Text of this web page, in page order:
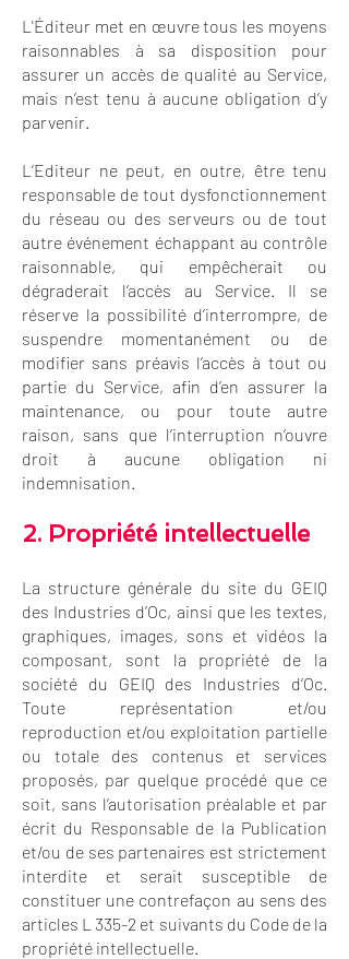
L'Éditeur met en œuvre tous les moyens
raisonnables à sa disposition pour
assurer un accès de qualité au Service,
mais n’est tenu à aucune obligation d’y
parvenir.
L’Editeur ne peut, en outre, être tenu
responsable de tout dysfonctionnement
du réseau ou des serveurs ou de tout
autre événement échappant au contrôle
raisonnable, qui empêcherait ou
dégraderait l’accès au Service. Il se
réserve la possibilité d’interrompre, de
suspendre momentanément ou de
modifier sans préavis l’accès à tout ou
partie du Service, afin d’en assurer la
maintenance, ou pour toute autre
raison, sans que l’interruption n’ouvre
droit à aucune obligation ni
indemnisation.
2. Propriété intellectuelle
La structure générale du site du GEIQ
des Industries d’Oc, ainsi que les textes,
graphiques, images, sons et vidéos la
composant, sont la propriété de la
société du GEIQ des Industries d’Oc.
Toute représentation et/ou
reproduction et/ou exploitation partielle
ou totale des contenus et services
proposés, par quelque procédé que ce
soit, sans l’autorisation préalable et par
écrit du Responsable de la Publication
et/ou de ses partenaires est strictement
interdite et serait susceptible de
constituer une contrefaçon au sens des
articles L 335-2 et suivants du Code de la
propriété intellectuelle.